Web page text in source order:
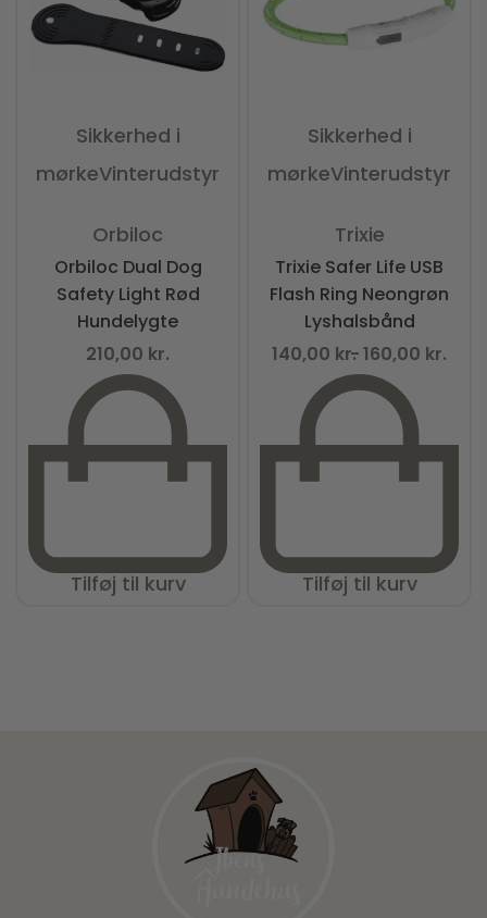
Sikkerhed i
mørkeVinterudstyr
Orbiloc
Orbiloc Dual Dog
Safety Light Rød
Hundelygte
210,00 kr.
Tilføj til kurv
Sikkerhed i
mørkeVinterudstyr
Trixie
Trixie Safer Life USB
Flash Ring Neongrøn
Lyshalsbånd
140,00 kr. 160,00 kr.
Tilføj til kurv